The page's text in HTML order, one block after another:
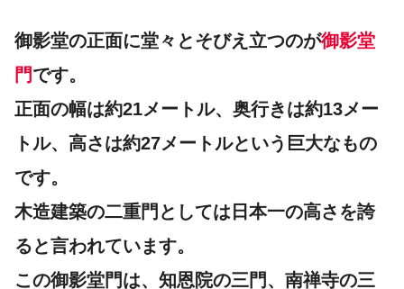
御影堂の正面に堂々とそびえ立つのが御影堂
門です。
正面の幅は約21メートル、奥行きは約13メー
トル、高さは約27メートルという巨大なもの
です。
木造建築の二重門としては日本一の高さを誇
ると言われています。
この御影堂門は、知恩院の三門、南禅寺の三